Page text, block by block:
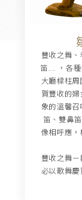
豐收之舞
笛…… ，各
大廳樑柱
賀豐收的
象的溫馨
笛、雙鼻
像相呼應
豐收之舞
必以歌舞